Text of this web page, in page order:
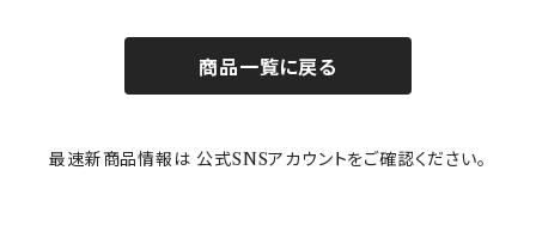
mofusand（モフサンド）
mofsand×日比谷花壇
HANAE MORI(ハナエモリ)
隅切り重箱
メイメイウェア
SoSo(ソソ）
商品一覧に戻る
最速新商品情報は 公式SNSアカウントをご確認ください。